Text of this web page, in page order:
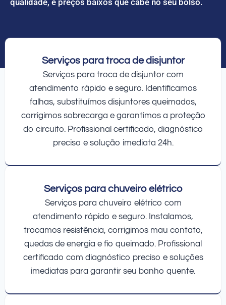
Serviços para troca de disjuntor
Serviços para troca de disjuntor com
atendimento rápido e seguro. Identificamos
falhas, substituímos disjuntores queimados,
corrigimos sobrecarga e garantimos a proteção
do circuito. Profissional certificado, diagnóstico
preciso e solução imediata 24h.
Serviços para chuveiro elétrico
Serviços para chuveiro elétrico com
atendimento rápido e seguro. Instalamos,
trocamos resistência, corrigimos mau contato,
quedas de energia e fio queimado. Profissional
certificado com diagnóstico preciso e soluções
imediatas para garantir seu banho quente.